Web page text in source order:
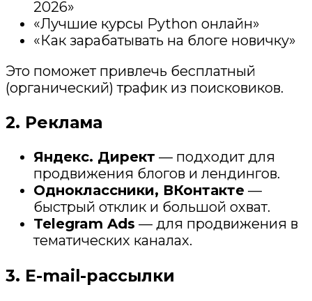
2026»
«Лучшие курсы Python онлайн»
«Как зарабатывать на блоге новичку»
Это поможет привлечь бесплатный
(органический) трафик из поисковиков.
2. Реклама
Яндекс. Директ — подходит для
продвижения блогов и лендингов.
Одноклассники, ВКонтакте —
быстрый отклик и большой охват.
Telegram Ads — для продвижения в
тематических каналах.
3. E-mail-рассылки